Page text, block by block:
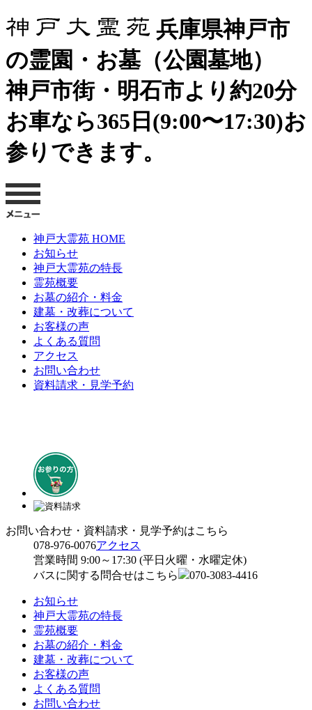
兵庫県神戸市
の霊園・お墓（公園墓地）
神戸市街・明石市より約20分
お車なら365日(9:00〜17:30)お
参りできます。
神戸大霊苑 HOME
お知らせ
神戸大霊苑の特長
霊苑概要
お墓の紹介・料金
建墓・改葬について
お客様の声
よくある質問
アクセス
お問い合わせ
資料請求・見学予約
お問い合わせ・資料請求・見学予約はこちら
078-976-0076アクセス
営業時間 9:00～17:30 (平日火曜・水曜定休)
バスに関する問合せはこちら
070-3083-4416
お知らせ
神戸大霊苑の特長
霊苑概要
お墓の紹介・料金
建墓・改葬について
お客様の声
よくある質問
お問い合わせ